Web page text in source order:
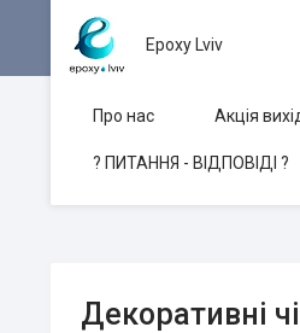
Epoxy Lviv
Про нас Акція
? ПИТАННЯ - ВІДПОВІДІ ?
Декоративні